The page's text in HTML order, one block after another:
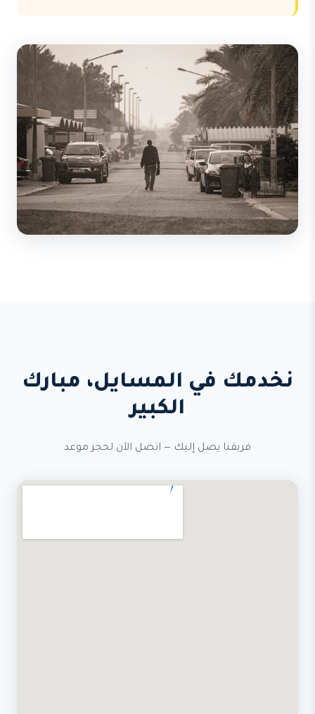
نخدمك في المسايل، مبارك
الكبير
فريقنا يصل إليك — اتصل الآن لحجز موعد